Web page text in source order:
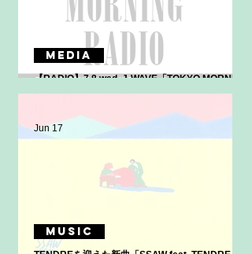
【RADIO】7.8 wed. J-WAVE「TOKYO MORNING
RADIO」ゲスト生出演&スタジオ生演奏！
MEDIA
MUSIC
Jun 17